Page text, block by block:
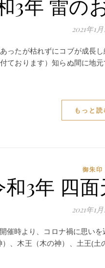
3年 雷の
2021年1
ったが枯れずにコブが成長
ております）知らぬ間に地
もっと読
御朱印
和3年 四
2021年1
催時より、コロナ禍に思い
、木王（木の神）、土王(